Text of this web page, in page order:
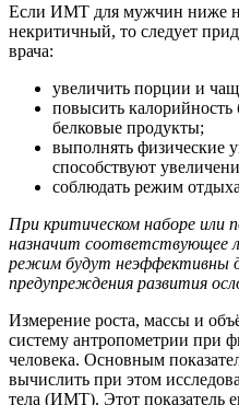
Если ИМТ для мужчин ниже
некритичный, то следует
врача:
увеличить порции и
повысить
белковые продукты;
выполнять физические
способствуют
соблюдать режим
При критическом наборе или
назначит соответствующее
режим будут неэффективны
предупреждения развития
Измерение роста, массы и
систему антропометрии при
человека. Основным
вычислить при этом
тела (ИМТ). Этот показатель